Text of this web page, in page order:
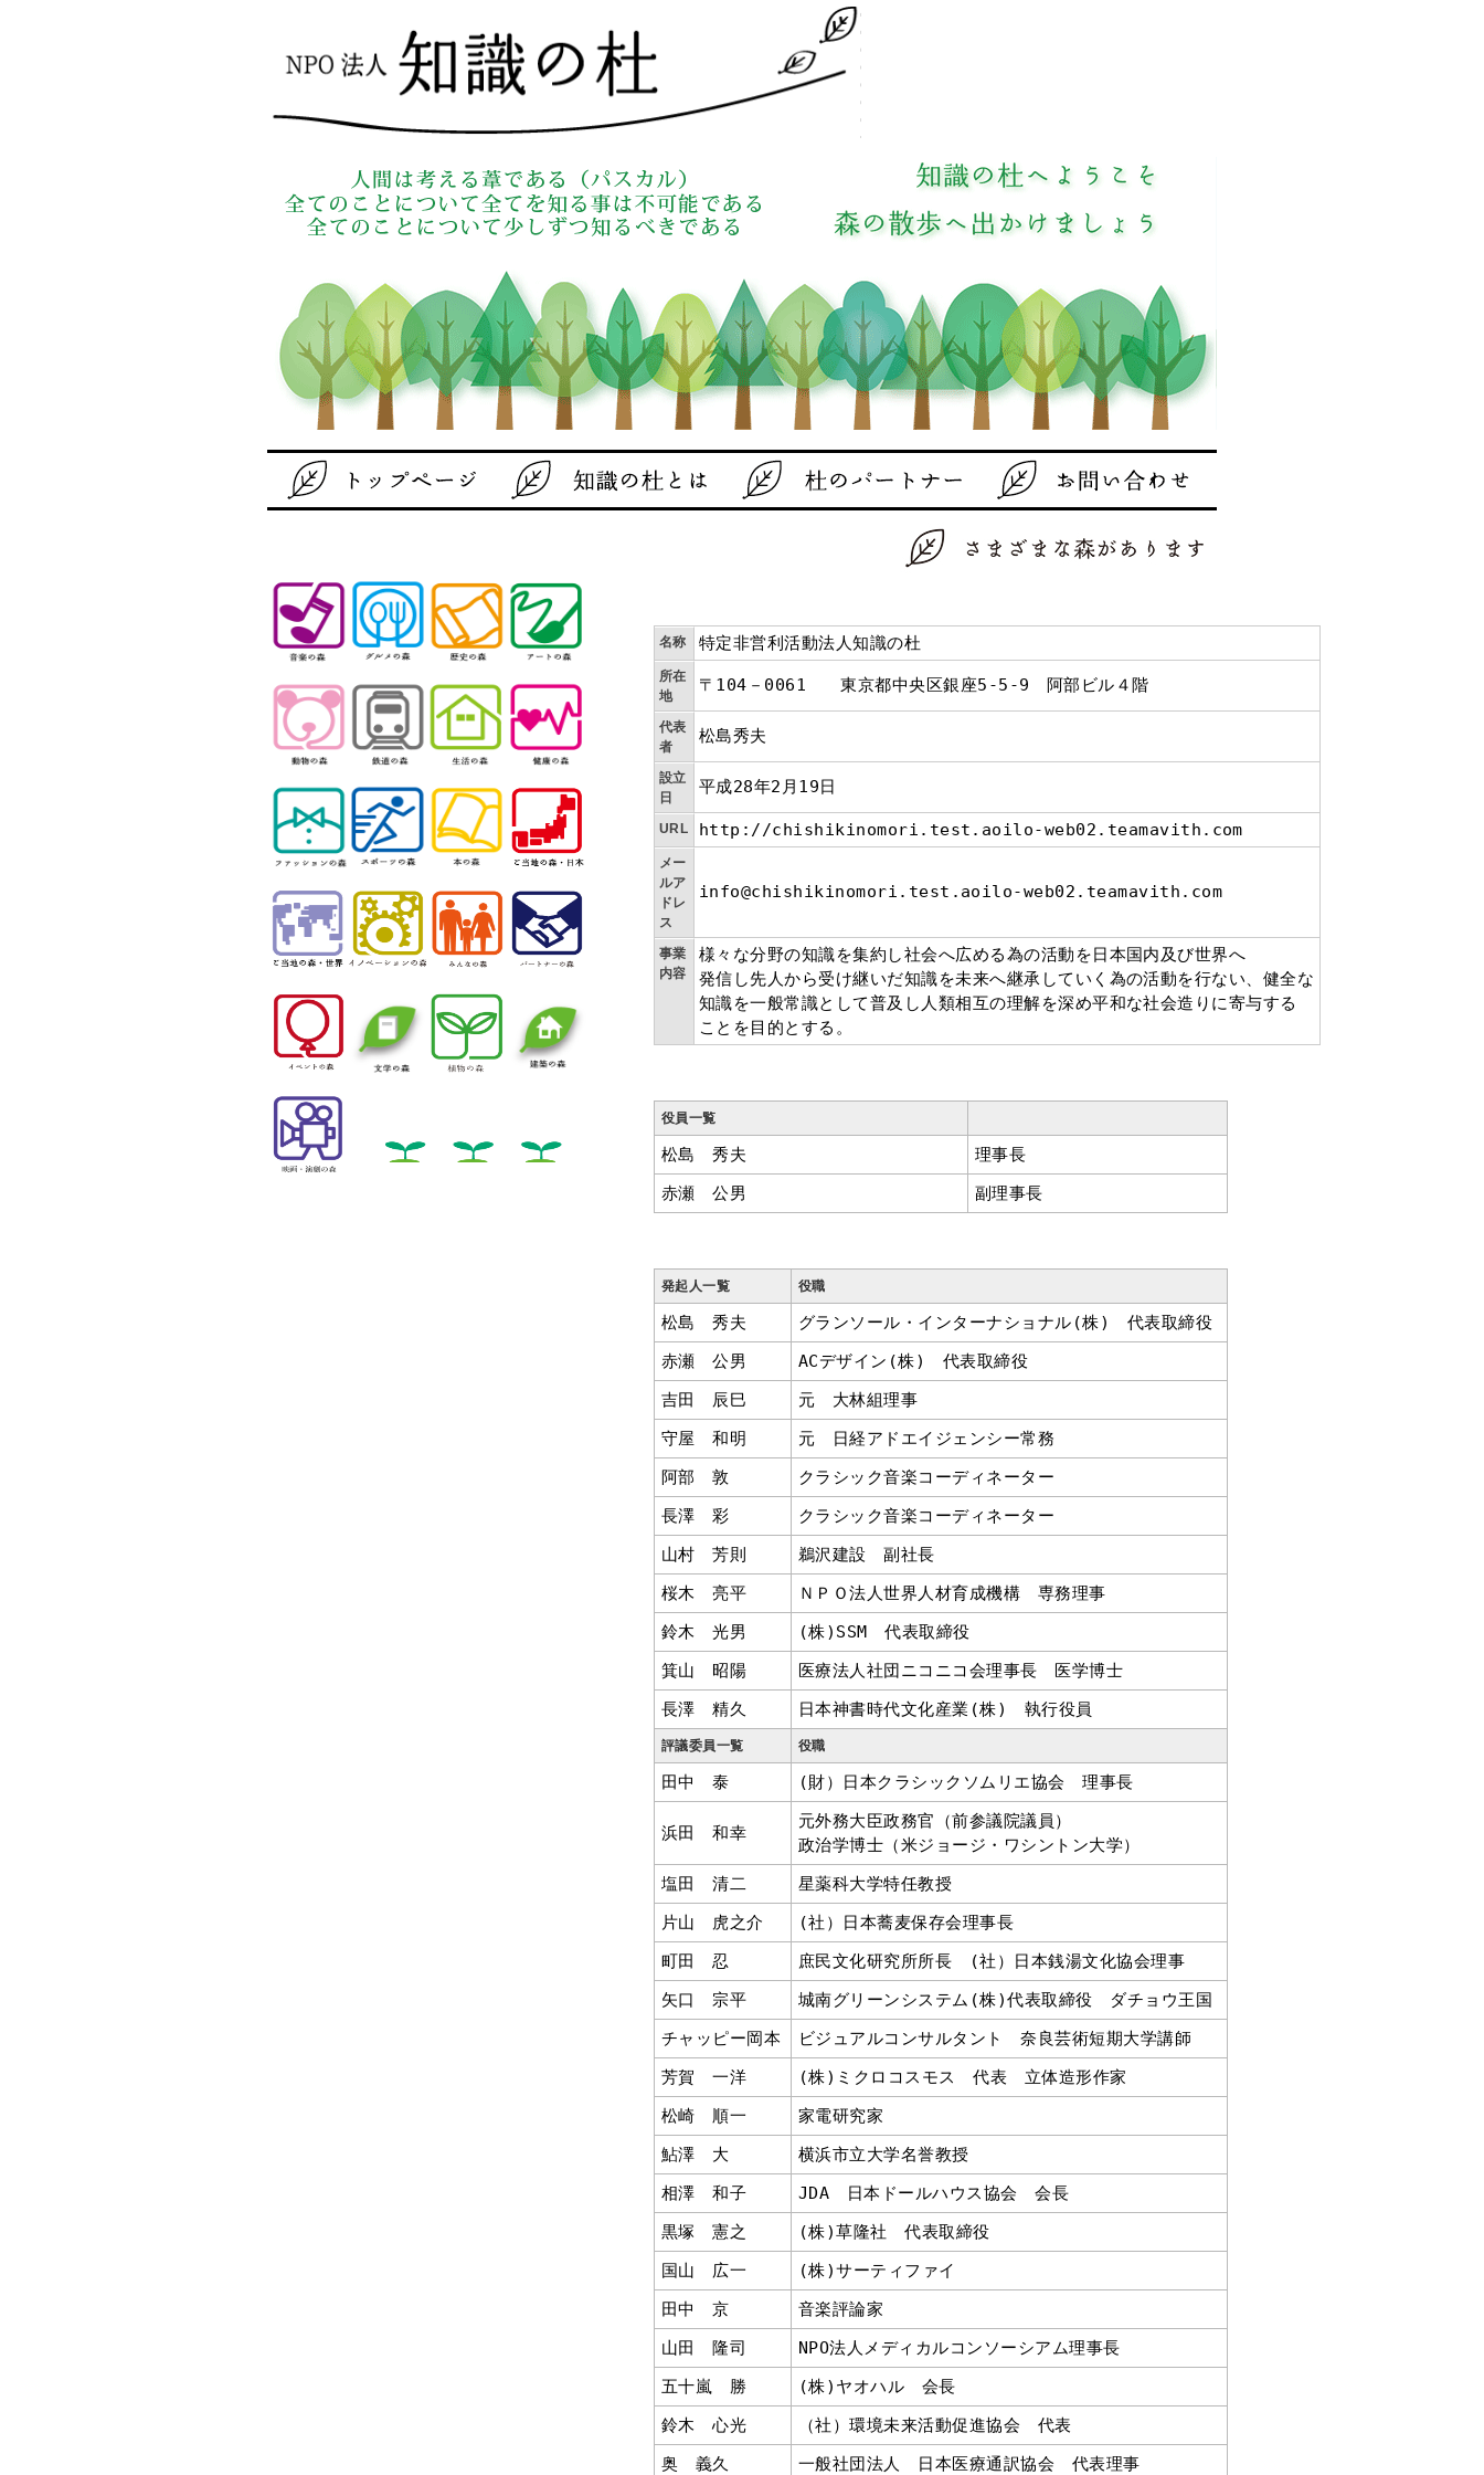
名称 特定非営利活動法人知識の杜
所在
地
〒104－0061 東京都中央区銀座5-5-9 阿部ビル４階
代表
者
松島秀夫
設立
日
平成28年2月19日
URL http://chishikinomori.test.aoilo-web02.teamavith.com
メー
ルア
ドレ
ス
info@chishikinomori.test.aoilo-web02.teamavith.com
事業
内容
様々な分野の知識を集約し社会へ広める為の活動を日本国内及び世界へ
発信し先人から受け継いだ知識を未来へ継承していく為の活動を行ない、健全な
知識を一般常識として普及し人類相互の理解を深め平和な社会造りに寄与する
ことを目的とする。
役員一覧
松島 秀夫 理事長
赤瀬 公男 副理事長
発起人一覧 役職
松島 秀夫 グランソール・インターナショナル(株) 代表取締役
赤瀬 公男 ACデザイン(株) 代表取締役
吉田 辰巳 元 大林組理事
守屋 和明 元 日経アドエイジェンシー常務
阿部 敦 クラシック音楽コーディネーター
長澤 彩 クラシック音楽コーディネーター
山村 芳則 鵜沢建設 副社長
桜木 亮平 ＮＰＯ法人世界人材育成機構 専務理事
鈴木 光男 (株)SSM 代表取締役
箕山 昭陽 医療法人社団ニコニコ会理事長 医学博士
長澤 精久 日本神書時代文化産業(株) 執行役員
評議委員一覧 役職
田中 泰 (財）日本クラシックソムリエ協会 理事長
浜田 和幸
元外務大臣政務官（前参議院議員）
政治学博士（米ジョージ・ワシントン大学）
塩田 清二 星薬科大学特任教授
片山 虎之介 (社）日本蕎麦保存会理事長
町田 忍 庶民文化研究所所長 (社）日本銭湯文化協会理事
矢口 宗平 城南グリーンシステム(株)代表取締役 ダチョウ王国
チャッピー岡本 ビジュアルコンサルタント 奈良芸術短期大学講師
芳賀 一洋 (株)ミクロコスモス 代表 立体造形作家
松崎 順一 家電研究家
鮎澤 大 横浜市立大学名誉教授
相澤 和子 JDA 日本ドールハウス協会 会長
黒塚 憲之 (株)草隆社 代表取締役
国山 広一 (株)サーティファイ
田中 京 音楽評論家
山田 隆司 NPO法人メディカルコンソーシアム理事長
五十嵐 勝 (株)ヤオハル 会長
鈴木 心光 （社）環境未来活動促進協会 代表
奥 義久 一般社団法人 日本医療通訳協会 代表理事